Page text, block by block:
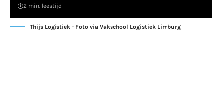
2 min. leestijd
Thijs Logistiek - Foto via Vakschool Logistiek Limburg